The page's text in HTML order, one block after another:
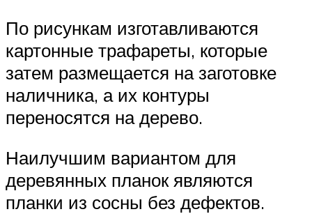
По рисункам изготавливаются
картонные трафареты, которые
затем размещается на заготовке
наличника, а их контуры
переносятся на дерево.
Наилучшим вариантом для
деревянных планок являются
планки из сосны без дефектов.